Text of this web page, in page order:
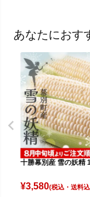
あなたにおす
十勝幕別産 雪の妖精
¥3,580(税込)